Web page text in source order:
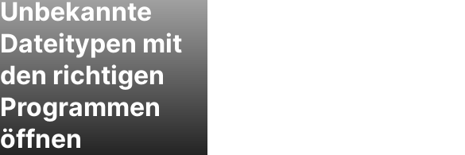
Unbekannte
Dateitypen mit
den richtigen
Programmen
öffnen